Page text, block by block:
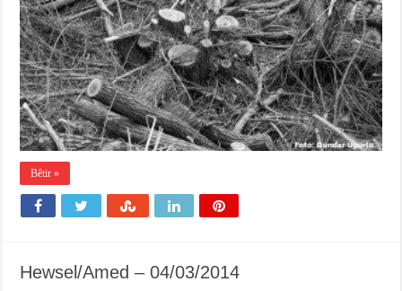
Bêtir »
Hewsel/Amed – 04/03/2014